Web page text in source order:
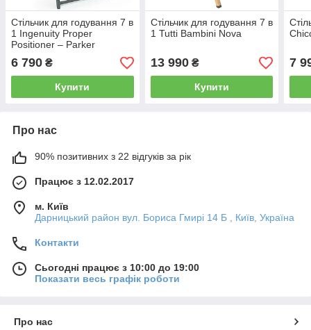
Стільчик для годування 7 в
1 Ingenuity Proper
Positioner – Parker
6 790 ₴
Купити
Стільчик для годування 7 в
1 Tutti Bambini Nova
13 990₴
Купити
7
Про нас
90% позитивних з 22 відгуків за рік
Працює з 12.02.2017
м. Київ
Дарницький район вул. Бориса Гмирі 14 Б , Київ, Україна
Контакти
Сьогодні працює з 10:00 до 19:00
Показати весь графік роботи
Про нас